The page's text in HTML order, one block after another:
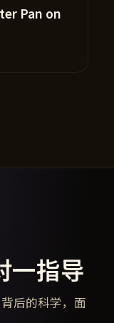
Pan on
一指导
后的科学，面